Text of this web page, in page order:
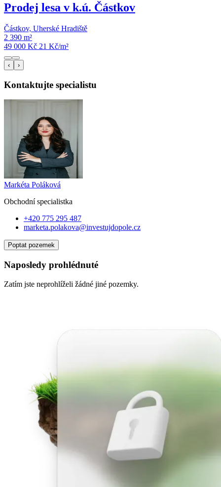
Prodej lesa v k.ú. Částkov
Částkov, Uherské Hradiště
2 390 m²
49 000 Kč 21 Kč/m²
‹ ›
Kontaktujte specialistu
Markéta Poláková
Obchodní specialistka
+420 775 295 487
marketa.polakova@investujdopole.cz
Poptat pozemek
Naposledy prohlédnuté
Zatím jste neprohlíželi žádné jiné pozemky.